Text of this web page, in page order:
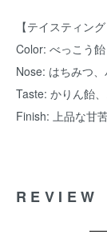
【テイスティン
Color: べっこう飴
Nose: はちみつ
Taste: かりん飴
Finish: 上品な甘
REVIEW